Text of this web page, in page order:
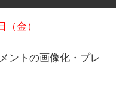
（金）
ントの画像化・プレ